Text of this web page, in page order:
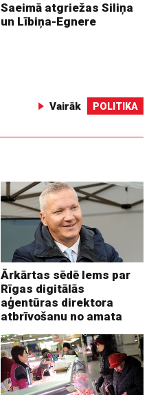
Saeimā atgriežas Siliņa
un Lībiņa-Egnere
Vairāk POLITIKA
Ārkārtas sēdē lems par
Rīgas digitālās
aģentūras direktora
atbrīvošanu no amata